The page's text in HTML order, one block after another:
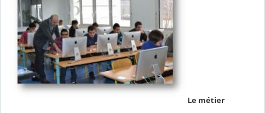
Le métier